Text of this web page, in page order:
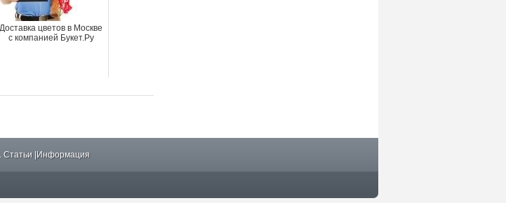
Доставка цветов в Москве
с компанией Букет.Ру
Статьи |Информация